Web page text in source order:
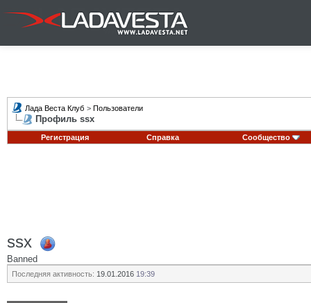
Лада Веста Клуб > Пользователи
Профиль ssx
Регистрация Справка Сообщество
ssx
Banned
Последняя активность: 19.01.2016 19:39